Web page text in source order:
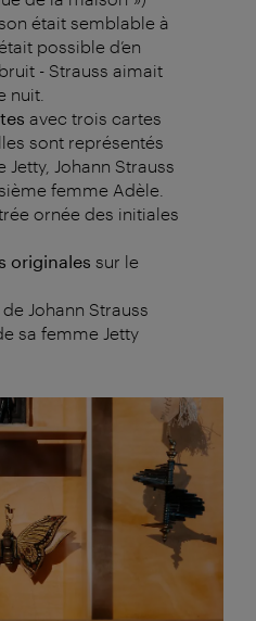
était semblable à
possible d’en
- Strauss aimait
nuit.
avec trois cartes
sont représentés
Johann Strauss
femme Adèle.
ornée des initiales
originales sur le
Johann Strauss
sa femme Jetty